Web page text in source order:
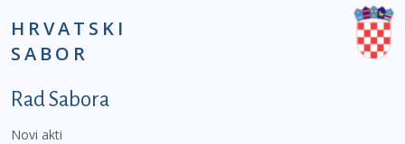
HRVATSKI
SABOR
Podnožje prvi izbornik
Rad Sabora
Novi akti